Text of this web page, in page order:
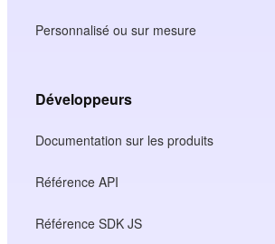
Personnalisé ou sur mesure
Développeurs
Documentation sur les produits
Référence API
Référence SDK JS